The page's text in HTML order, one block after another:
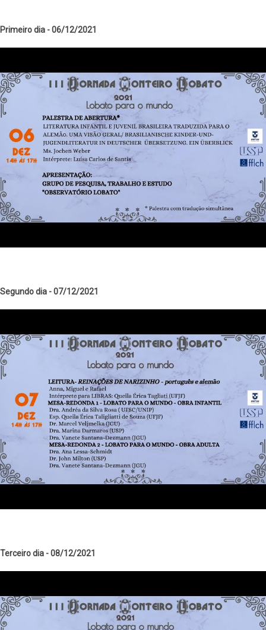
Primeiro dia - 06/12/2021
Segundo dia - 07/12/2021
Terceiro dia - 08/12/2021